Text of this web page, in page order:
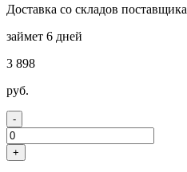
Доставка со складов поставщика
займет 6 дней
3 898
руб.
-
+